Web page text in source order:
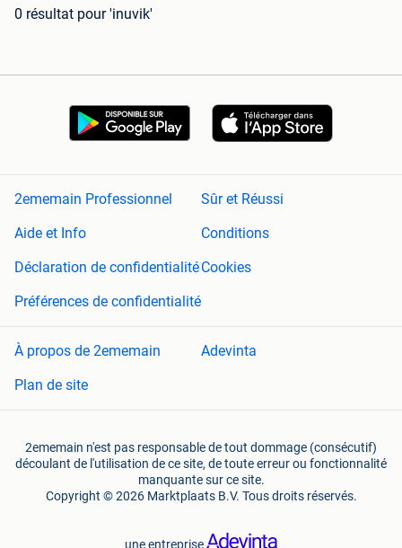
0 résultat pour 'inuvik'
2ememain Professionnel
Sûr et Réussi
Aide et Info
Conditions
Déclaration de confidentialitéCookies
Préférences de confidentialité
À propos de 2ememain
Adevinta
Plan de site
2ememain n'est pas responsable de tout dommage (consécutif)
découlant de l'utilisation de ce site, de toute erreur ou fonctionnalité
manquante sur ce site.
Copyright © 2026 Marktplaats B.V. Tous droits réservés.
une entreprise